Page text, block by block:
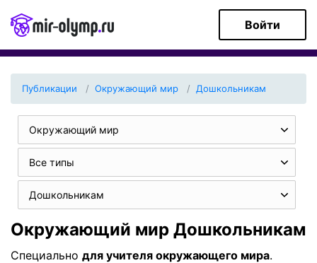
Войти
Публикации Окружающий мир Дошкольникам
Окружающий мир
Все типы
Дошкольникам
Окружающий мир Дошкольникам
Специально для учителя окружающего мира.